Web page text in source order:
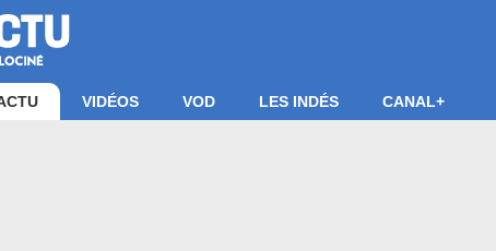
VIDÉOS VOD LES INDÉS CANAL+